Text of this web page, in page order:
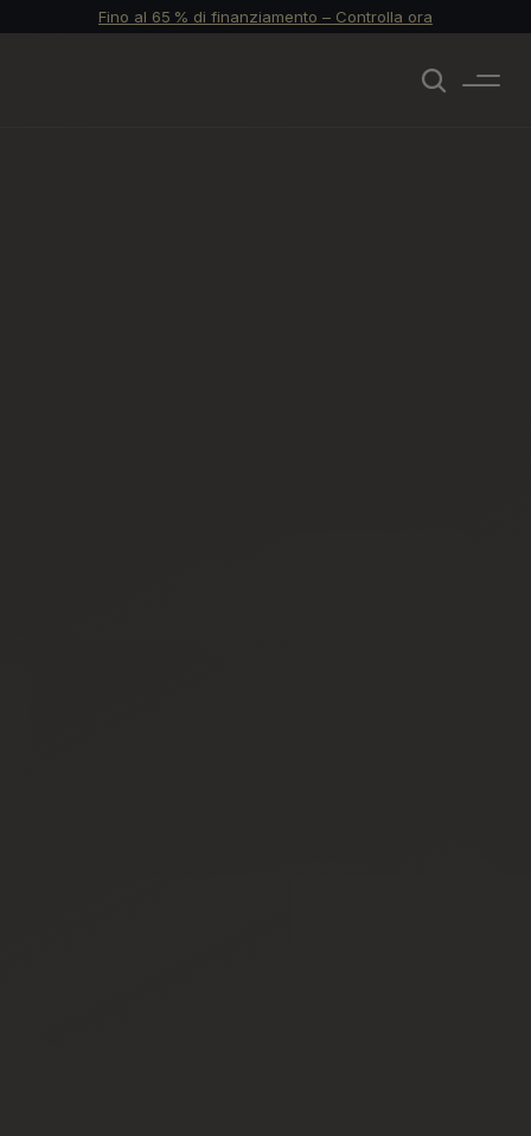
Fino al 65 % di finanziamento – Controlla ora